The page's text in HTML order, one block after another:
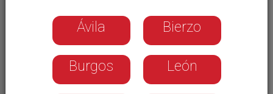
Ávila Bierzo
Burgos León